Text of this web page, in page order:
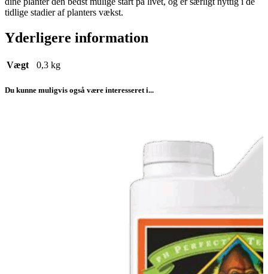
tidlige stadier af planters vækst.
Yderligere information
Vægt 0,3 kg
Du kunne muligvis også være interesseret i...